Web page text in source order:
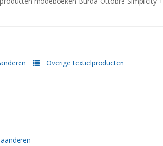
Overige textielproducten